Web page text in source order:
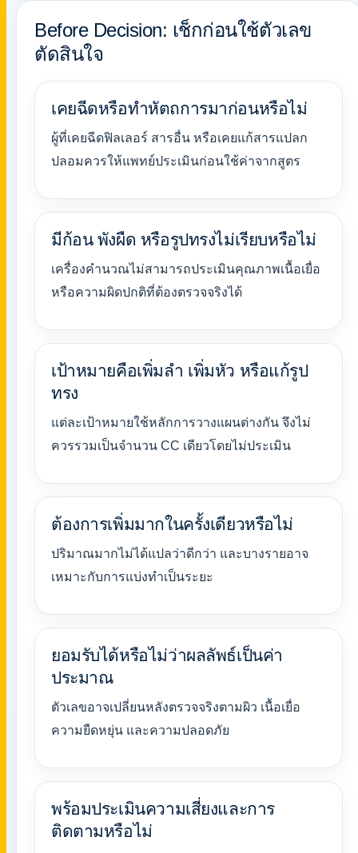
Before Decision: เช็กก่อนใช้ตัวเลข
ตัดสินใจ
เคยฉีดหรือทำหัตถการมาก่อนหรือไม่
ผู้ที่เคยฉีดฟิลเลอร์ สารอื่น หรือเคยแก้สารแปลก
ปลอมควรให้แพทย์ประเมินก่อนใช้ค่าจากสูตร
มีก้อน พังผืด หรือรูปทรงไม่เรียบหรือไม่
เครื่องคำนวณไม่สามารถประเมินคุณภาพเนื้อเยื่อ
หรือความผิดปกติที่ต้องตรวจจริงได้
เป้าหมายคือเพิ่มลำ เพิ่มหัว หรือแก้รูป
ทรง
แต่ละเป้าหมายใช้หลักการวางแผนต่างกัน จึงไม่
ควรรวมเป็นจำนวน CC เดียวโดยไม่ประเมิน
ต้องการเพิ่มมากในครั้งเดียวหรือไม่
ปริมาณมากไม่ได้แปลว่าดีกว่า และบางรายอาจ
เหมาะกับการแบ่งทำเป็นระยะ
ยอมรับได้หรือไม่ว่าผลลัพธ์เป็นค่า
ประมาณ
ตัวเลขอาจเปลี่ยนหลังตรวจจริงตามผิว เนื้อเยื่อ
ความยืดหยุ่น และความปลอดภัย
พร้อมประเมินความเสี่ยงและการ
ติดตามหรือไม่